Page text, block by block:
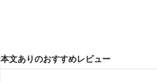
本文ありのおすすめレビュー